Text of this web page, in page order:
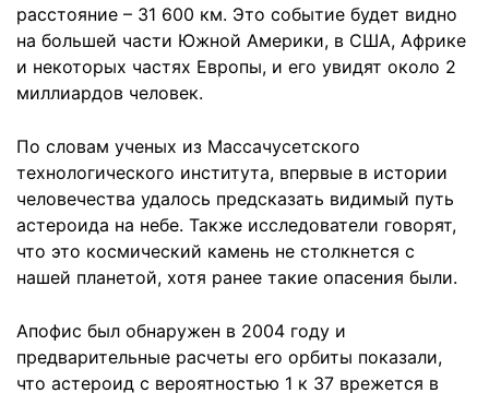
расстояние – 31 600 км. Это событие будет видно
на большей части Южной Америки, в США, Африке
и некоторых частях Европы, и его увидят около 2
миллиардов человек.
По словам ученых из Массачусетского
технологического института, впервые в истории
человечества удалось предсказать видимый путь
астероида на небе. Также исследователи говорят,
что это космический камень не столкнется с
нашей планетой, хотя ранее такие опасения были.
Апофис был обнаружен в 2004 году и
предварительные расчеты его орбиты показали,
что астероид с вероятностью 1 к 37 врежется в